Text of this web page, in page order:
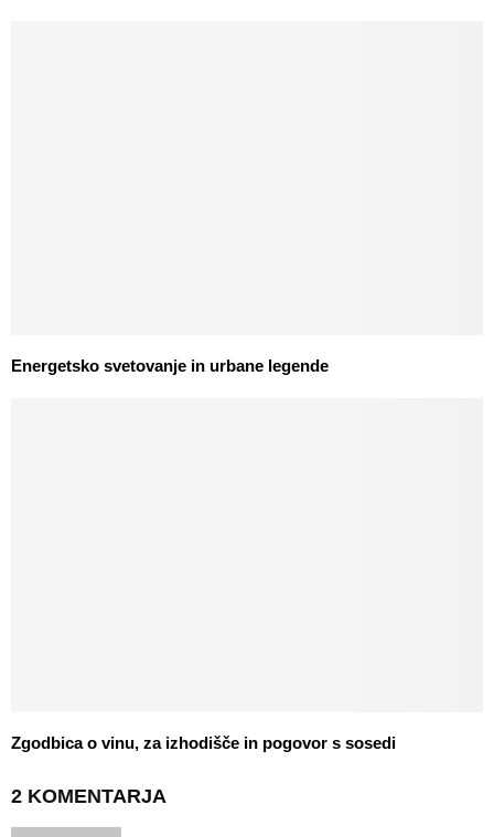
Energetsko svetovanje in urbane legende
Zgodbica o vinu, za izhodišče in pogovor s sosedi
2 KOMENTARJA